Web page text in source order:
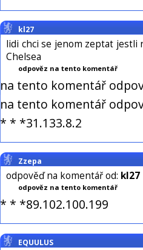
kl27
lidi chci se jenom zeptat jestli
Chelsea
odpověz na tento komentář
na tento komentář
na tento komentář
* * *31.133.8.2
Zzepa
odpověď na komentář od:
odpověz na tento komentář
* * *89.102.100.199
EQUULUS